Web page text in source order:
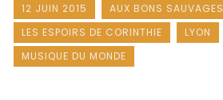
12 JUIN 2015
AUX BONS SAUVAGES
LES ESPOIRS DE CORINTHIE
LYON
MUSIQUE DU MONDE